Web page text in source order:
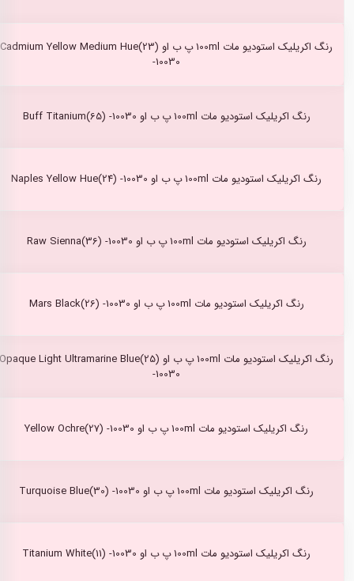
رنگ اکریلیک استودیو مات 100ml پ ب او Cadmium Yellow Medium Hue(23)
-10030
رنگ اکریلیک استودیو مات 100ml پ ب او Buff Titanium(65) -10030
رنگ اکریلیک استودیو مات 100ml پ ب او Naples Yellow Hue(24) -10030
رنگ اکریلیک استودیو مات 100ml پ ب او Raw Sienna(36) -10030
رنگ اکریلیک استودیو مات 100ml پ ب او Mars Black(26) -10030
رنگ اکریلیک استودیو مات 100ml پ ب او Opaque Light Ultramarine Blue(25)
-10030
رنگ اکریلیک استودیو مات 100ml پ ب او Yellow Ochre(27) -10030
رنگ اکریلیک استودیو مات 100ml پ ب او Turquoise Blue(30) -10030
رنگ اکریلیک استودیو مات 100ml پ ب او Titanium White(11) -10030